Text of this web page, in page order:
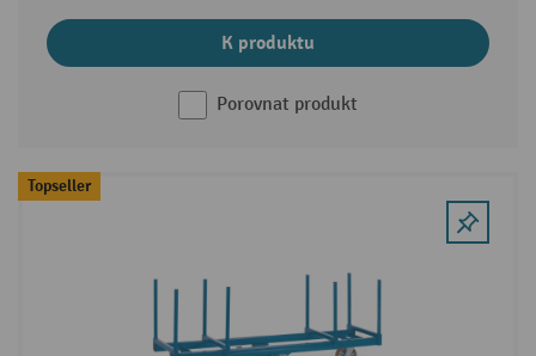
K produktu
Porovnat produkt
Topseller